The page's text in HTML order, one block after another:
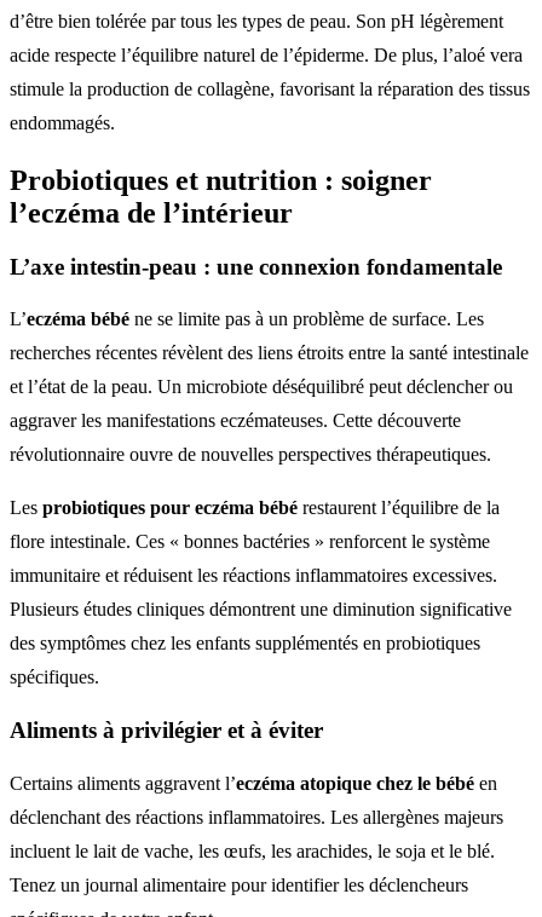
d’être bien tolérée par tous les types de peau. Son pH légèrement
acide respecte l’équilibre naturel de l’épiderme. De plus, l’aloé vera
stimule la production de collagène, favorisant la réparation des tissus
endommagés.
Probiotiques et nutrition : soigner
l’eczéma de l’intérieur
L’axe intestin-peau : une connexion fondamentale
L’eczéma bébé ne se limite pas à un problème de surface. Les
recherches récentes révèlent des liens étroits entre la santé intestinale
et l’état de la peau. Un microbiote déséquilibré peut déclencher ou
aggraver les manifestations eczémateuses. Cette découverte
révolutionnaire ouvre de nouvelles perspectives thérapeutiques.
Les probiotiques pour eczéma bébé restaurent l’équilibre de la
flore intestinale. Ces « bonnes bactéries » renforcent le système
immunitaire et réduisent les réactions inflammatoires excessives.
Plusieurs études cliniques démontrent une diminution significative
des symptômes chez les enfants supplémentés en probiotiques
spécifiques.
Aliments à privilégier et à éviter
Certains aliments aggravent l’eczéma atopique chez le bébé en
déclenchant des réactions inflammatoires. Les allergènes majeurs
incluent le lait de vache, les œufs, les arachides, le soja et le blé.
Tenez un journal alimentaire pour identifier les déclencheurs